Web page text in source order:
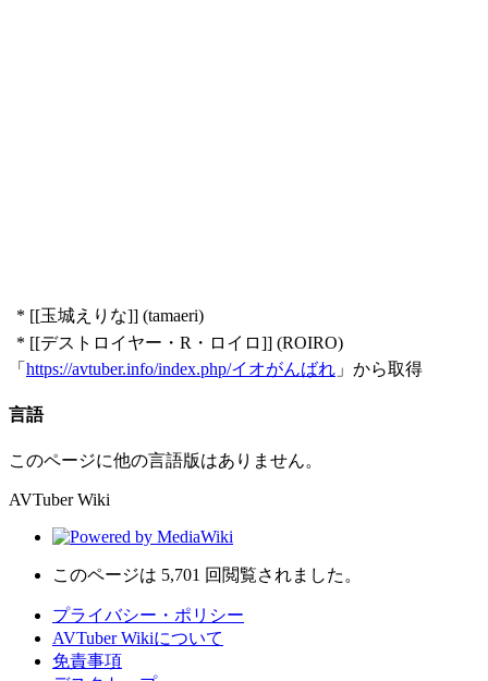
* [[玉城えりな]] (tamaeri)
* [[デストロイヤー・R・ロイロ]] (ROIRO)
「 https://avtuber.info/index.php/イオがんばれ 」から取得
言語
このページに他の言語版はありません。
AVTuber Wiki
このページは 5,701 回閲覧されました。
プライバシー・ポリシー
AVTuber Wikiについて
免責事項